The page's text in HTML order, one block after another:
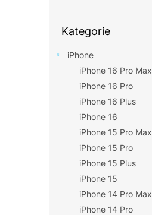
kategorie
Kategorie
iPhone
iPhone 16 Pro Max
iPhone 16 Pro
iPhone 16 Plus
iPhone 16
iPhone 15 Pro Max
iPhone 15 Pro
iPhone 15 Plus
iPhone 15
iPhone 14 Pro Max
iPhone 14 Pro